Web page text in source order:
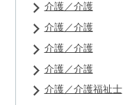
介護／介護
介護／介護
介護／介護
介護／介護
介護／介護福祉士